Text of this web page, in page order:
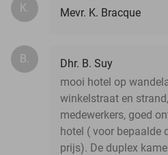
K. Mevr. K. Bracque
B.
Dhr. B. Suy
mooi hotel op
winkelstraat en
medewerkers, goed
hotel ( voor bepaalde
prijs). De duplex